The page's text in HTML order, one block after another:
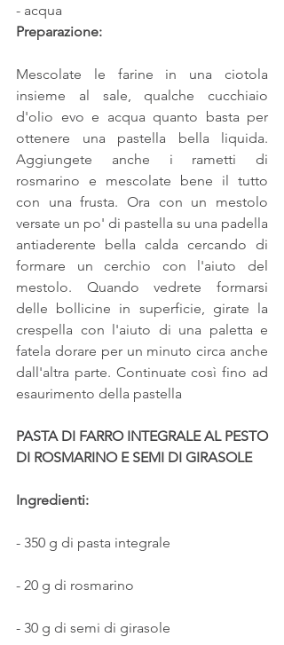
- acqua
Preparazione:
Mescolate le farine in una ciotola
insieme al sale, qualche cucchiaio
d'olio evo e acqua quanto basta per
ottenere una pastella bella liquida.
Aggiungete anche i rametti di
rosmarino e mescolate bene il tutto
con una frusta. Ora con un mestolo
versate un po' di pastella su una padella
antiaderente bella calda cercando di
formare un cerchio con l'aiuto del
mestolo. Quando vedrete formarsi
delle bollicine in superficie, girate la
crespella con l'aiuto di una paletta e
fatela dorare per un minuto circa anche
dall'altra parte. Continuate così fino ad
esaurimento della pastella
PASTA DI FARRO INTEGRALE AL PESTO
DI ROSMARINO E SEMI DI GIRASOLE
Ingredienti:
- 350 g di pasta integrale
- 20 g di rosmarino
- 30 g di semi di girasole